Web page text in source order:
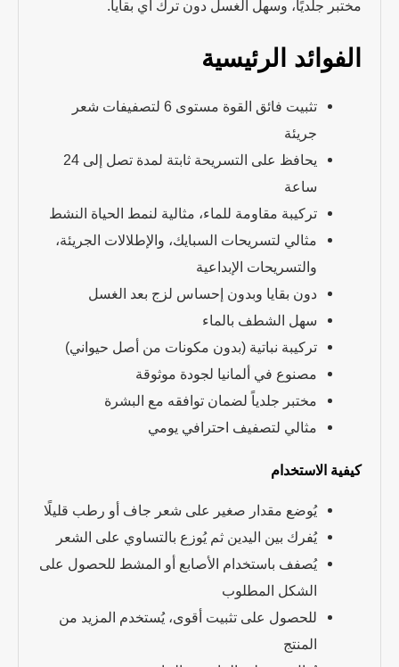
مختبر جلديًا، وسهل الغسل دون ترك أي بقايا.
الفوائد الرئيسية
تثبيت فائق القوة مستوى 6 لتصفيفات شعر
جريئة
يحافظ على التسريحة ثابتة لمدة تصل إلى 24
ساعة
تركيبة مقاومة للماء، مثالية لنمط الحياة النشط
مثالي لتسريحات السبايك، والإطلالات الجريئة،
والتسريحات الإبداعية
دون بقايا وبدون إحساس لزج بعد الغسل
سهل الشطف بالماء
تركيبة نباتية (بدون مكونات من أصل حيواني)
مصنوع في ألمانيا لجودة موثوقة
مختبر جلدياً لضمان توافقه مع البشرة
مثالي لتصفيف احترافي يومي
كيفية الاستخدام
يُوضع مقدار صغير على شعر جاف أو رطب قليلًا
يُفرك بين اليدين ثم يُوزع بالتساوي على الشعر
يُصفف باستخدام الأصابع أو المشط للحصول على
الشكل المطلوب
للحصول على تثبيت أقوى، يُستخدم المزيد من
المنتج